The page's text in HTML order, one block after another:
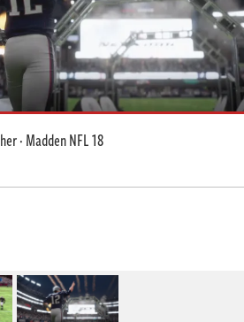
·Madden NFL 18